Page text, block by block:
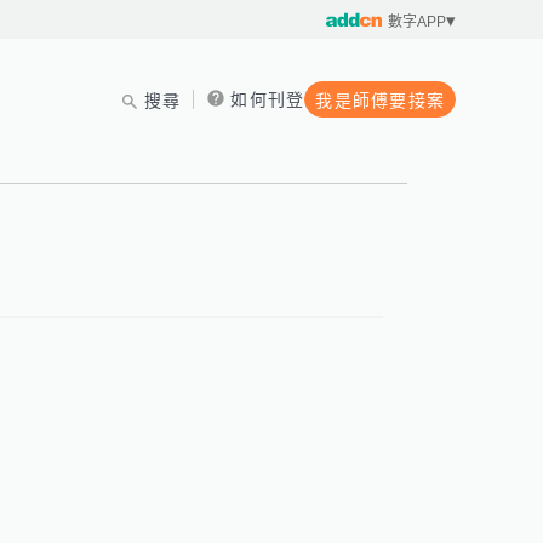
數字APP
搜尋 如何刊登 我是師傅要接案